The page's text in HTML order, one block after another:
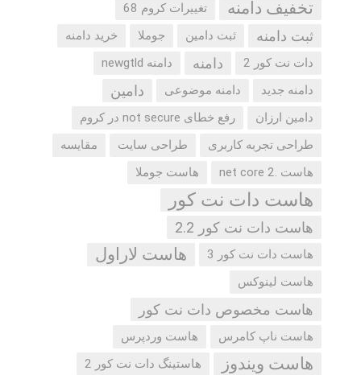
تخفیف دامنه
تغییرات کروم 68
ثبت دامنه ثبت دامین جوملا
خرید دامنه
دات نت کور 2
دامنه
دامنه newgtld
دامنه جدید
دامنه موضوعی دامین
دامین ارزان
رفع خطای not secure در کروم
طراحی تجربه کاربری
طراحی سایت
مقایسه
هاست .net core 2
هاست جوملا
هاست دات نت کور
هاست دات نت کور 2.2
هاست دات نت کور 3 هاست لاراول
هاست لینوکس
هاست مخصوص دات نت کور
هاست ناپ کامرس هاست وردپرس
هاست ویندوز هاستینگ دات نت کور 2